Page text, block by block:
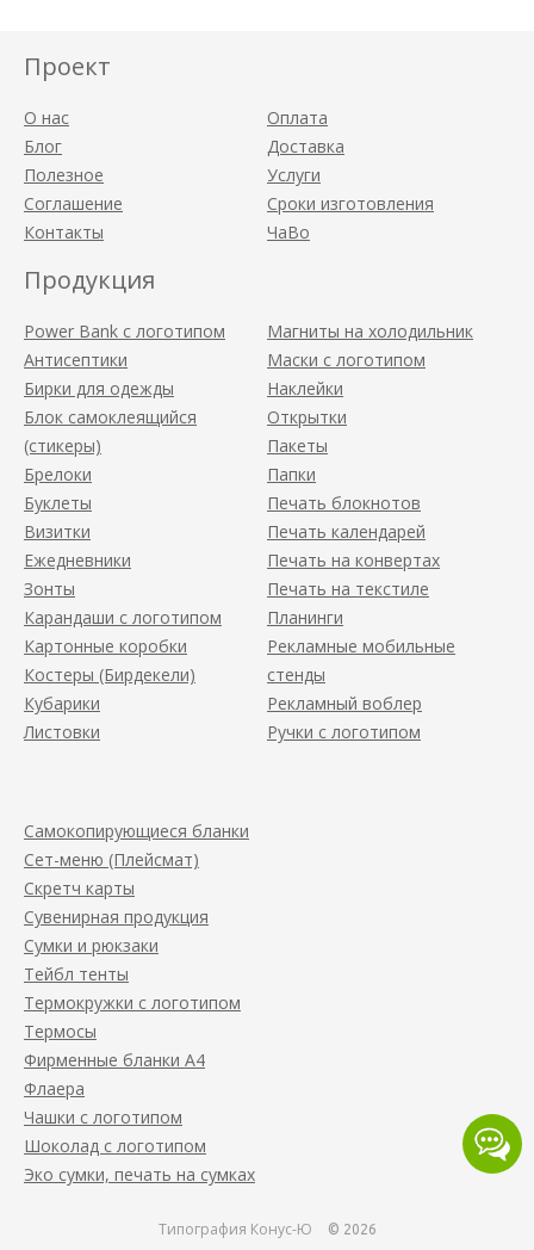
Проект
О нас
Блог
Полезное
Соглашение
Контакты
Оплата
Доставка
Услуги
Сроки изготовления
ЧаВо
Продукция
Power Bank с логотипом
Антисептики
Бирки для одежды
Блок самоклеящийся
(стикеры)
Брелоки
Буклеты
Визитки
Ежедневники
Зонты
Карандаши с логотипом
Картонные коробки
Костеры (Бирдекели)
Кубарики
Листовки
Магниты на холодильник
Маски с логотипом
Наклейки
Открытки
Пакеты
Папки
Печать блокнотов
Печать календарей
Печать на конвертах
Печать на текстиле
Планинги
Рекламные мобильные
стенды
Рекламный воблер
Ручки с логотипом
Самокопирующиеся бланки
Сет-меню (Плейсмат)
Скретч карты
Сувенирная продукция
Сумки и рюкзаки
Тейбл тенты
Термокружки с логотипом
Термосы
Фирменные бланки А4
Флаера
Чашки с логотипом
Шоколад с логотипом
Эко сумки, печать на сумках
Типография Конус-Ю © 2026